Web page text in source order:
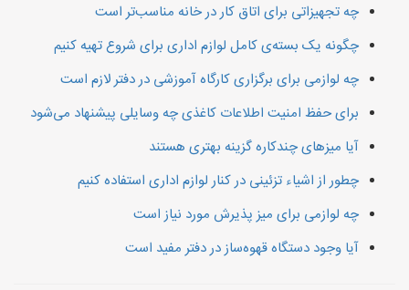
چه تجهیزاتی برای اتاق کار در خانه مناسب‌تر است
چگونه یک بسته‌ی کامل لوازم اداری برای شروع تهیه کنیم
چه لوازمی برای برگزاری کارگاه آموزشی در دفتر لازم است
برای حفظ امنیت اطلاعات کاغذی چه وسایلی پیشنهاد می‌شود
آیا میزهای چندکاره گزینه بهتری هستند
چطور از اشیاء تزئینی در کنار لوازم اداری استفاده کنیم
چه لوازمی برای میز پذیرش مورد نیاز است
آیا وجود دستگاه قهوه‌ساز در دفتر مفید است